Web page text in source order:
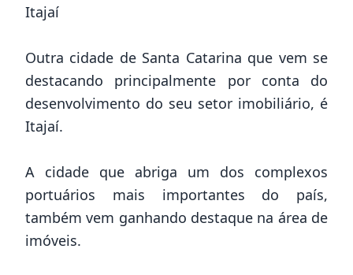
Itajaí
Outra cidade de Santa Catarina que vem se
destacando principalmente por conta do
desenvolvimento do seu setor imobiliário, é
Itajaí.
A cidade que abriga um dos complexos
portuários mais importantes do país,
também vem ganhando destaque na área de
imóveis.